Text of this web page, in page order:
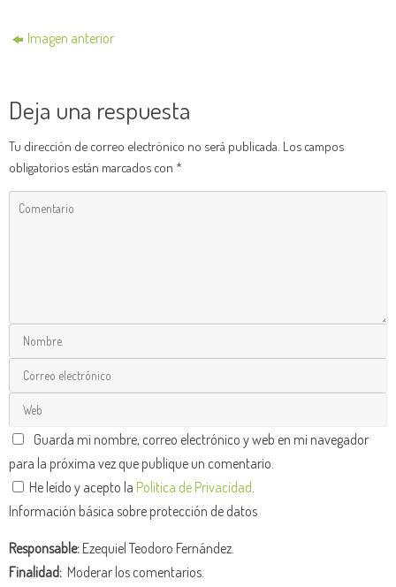
Imagen anterior
Deja una respuesta
Tu dirección de correo electrónico no será publicada. Los campos
obligatorios están marcados con *
Guarda mi nombre, correo electrónico y web en mi navegador
para la próxima vez que publique un comentario.
He leído y acepto la Política de Privacidad
Información básica sobre protección de datos
Responsable:Ezequiel Teodoro Fernández.
Finalidad: Moderar los comentarios.